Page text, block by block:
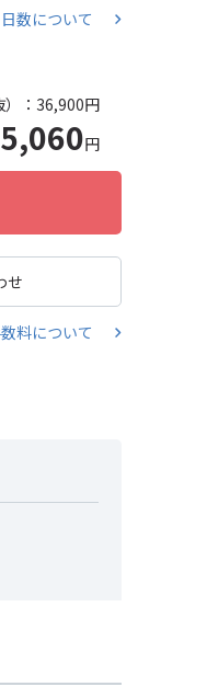
数について
： 36,900円
円
せ
料について